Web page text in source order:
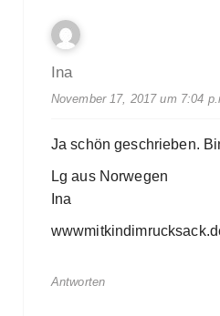
Ina
November 17, 2017 um 7:04
Ja schön geschrieben.
Lg aus Norwegen
Ina
Antworten